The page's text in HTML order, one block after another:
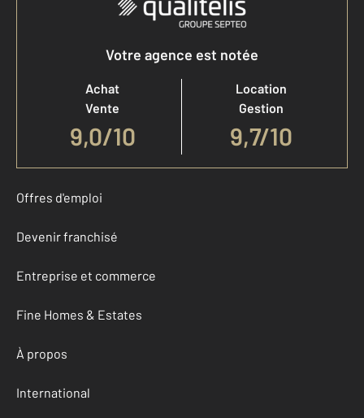
Votre agence est notée
Achat
Vente
9,0/10
Location
Gestion
9,7/10
Offres d'emploi
Devenir franchisé
Entreprise et commerce
Fine Homes & Estates
À propos
International